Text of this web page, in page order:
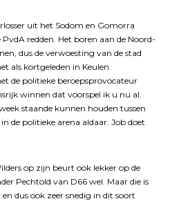
uit het Sodom en Gomorra
redden. Het boren aan de Noord-
dus de verwoesting van de stad
als kortgeleden in Keulen.
de politieke beroepsprovocateur
winnen dat voorspel ik u nu al.
staande kunnen houden tussen
de politieke arena aldaar. Job doet
op zijn beurt ook lekker op de
Pechtold van D66 wel. Maar die is
dus ook zeer snedig in dit soort